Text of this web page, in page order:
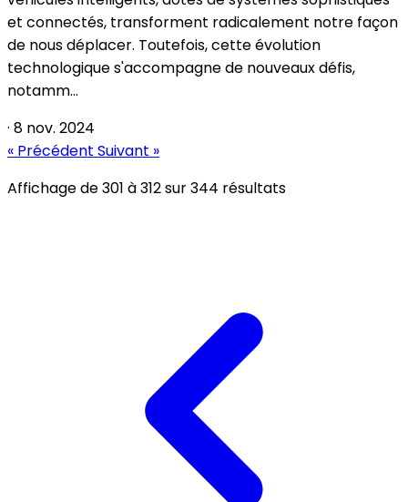
et connectés, transforment radicalement notre façon
de nous déplacer. Toutefois, cette évolution
technologique s'accompagne de nouveaux défis,
notamm...
· 8 nov. 2024
« Précédent Suivant »
Affichage de301 à312sur344 résultats